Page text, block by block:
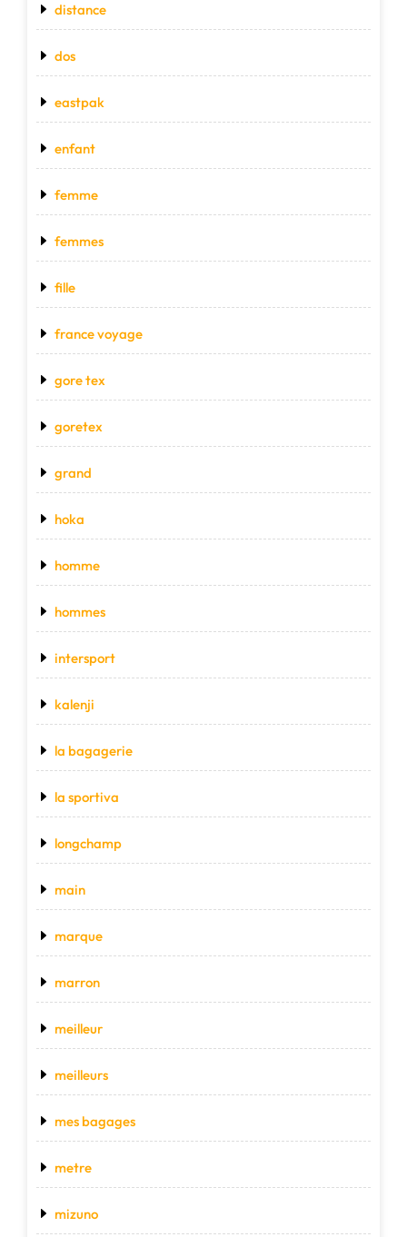
distance
dos
eastpak
enfant
femme
femmes
fille
france voyage
gore tex
goretex
grand
hoka
homme
hommes
intersport
kalenji
la bagagerie
la sportiva
longchamp
main
marque
marron
meilleur
meilleurs
mes bagages
metre
mizuno